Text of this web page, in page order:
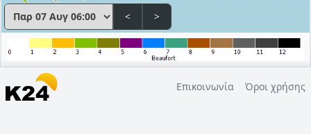
< >
Επικοινωνία Όροι χρήσης